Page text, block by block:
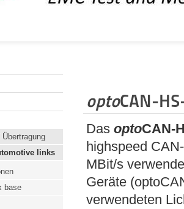
links
base
optoCAN-
DasoptoCAN-
highspeed
MBit/s
Geräte
verwendeten